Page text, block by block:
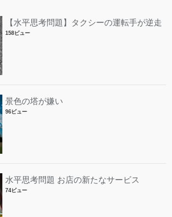
【水平思考問題】タクシーの運転手が逆走
158ビュー
景色の塔が嫌い
96ビュー
水平思考問題 お店の新たなサービス
74ビュー